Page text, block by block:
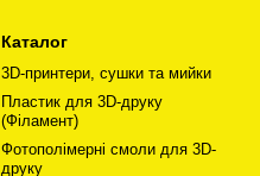
Каталог
3D-принтери, сушки та мийки
Пластик для 3D-друку
(Філамент)
Фотополімерні смоли для 3D-
друку